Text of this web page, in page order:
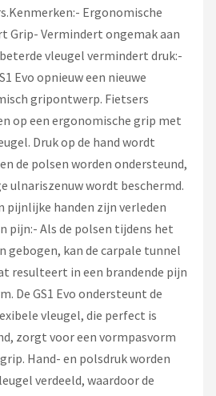
Ergonomische
Grip- Vermindert ongemak aan
vleugel vermindert druk:-
Evo opnieuw een nieuwe
gripontwerp. Fietsers
op een ergonomische grip met
Druk op de hand wordt
de polsen worden ondersteund,
ulnariszenuw wordt beschermd.
pijnlijke handen zijn verleden
pijn:- Als de polsen tijdens het
gebogen, kan de carpale tunnel
resulteert in een brandende pijn
De GS1 Evo ondersteunt de
vleugel, die perfect is
zorgt voor een vormpasvorm
Hand- en polsdruk worden
verdeeld, waardoor de